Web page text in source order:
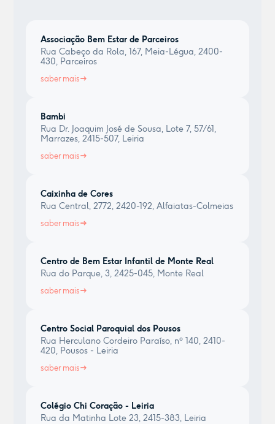
Associação Bem Estar de Parceiros
Rua Cabeço da Rola, 167, Meia-Légua, 2400-
430, Parceiros
saber mais
Bambi
Rua Dr. Joaquim José de Sousa, Lote 7, 57/61,
Marrazes, 2415-507, Leiria
saber mais
Caixinha de Cores
Rua Central, 2772, 2420-192, Alfaiatas-Colmeias
saber mais
Centro de Bem Estar Infantil de Monte Real
Rua do Parque, 3, 2425-045, Monte Real
saber mais
Centro Social Paroquial dos Pousos
Rua Herculano Cordeiro Paraíso, nº 140, 2410-
420, Pousos - Leiria
saber mais
Colégio Chi Coração - Leiria
Rua da Matinha Lote 23, 2415-383, Leiria